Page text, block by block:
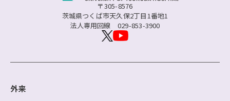
〒305-8576
茨城県つくば市天久保2丁目1番地1
法人専用回線 029-853-3900
外来